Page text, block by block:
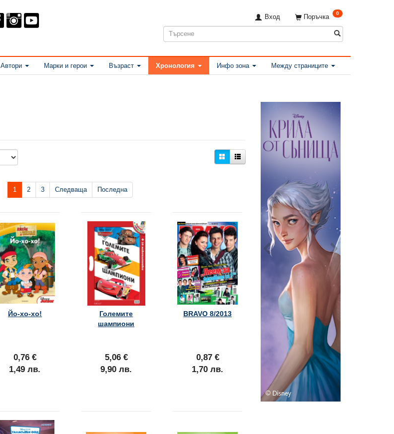
Поръчка 0
Вход
Автори Марки и герои Възраст Хронология Инфо зона Между страниците
1 2 3 Следваща Последна
Йо-хо-хо!
0,76 €
1,49 лв.
Големите
шампиони
5,06 €
9,90 лв.
BRAVO 8/2013
0,87 €
1,70 лв.